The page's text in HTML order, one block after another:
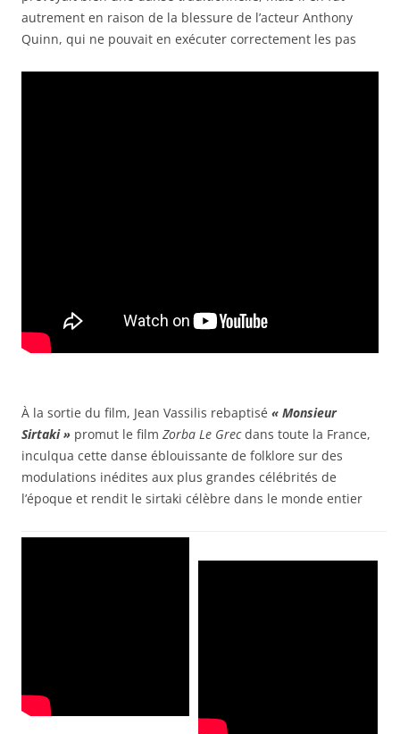
autrement en raison de la blessure de l’acteur Anthony
Quinn, qui ne pouvait en exécuter correctement les pas
À la sortie du film, Jean Vassilis rebaptisé « Monsieur
Sirtaki » promut le film Zorba Le Grecdans toute la France,
inculqua cette danse éblouissante de folklore sur des
modulations inédites aux plus grandes célébrités de
l’époque et rendit le sirtaki célèbre dans le monde entier